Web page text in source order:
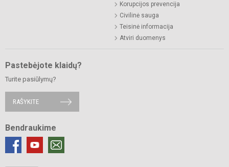
Korupcijos prevencija
Civilinė sauga
Teisinė informacija
Atviri duomenys
Pastebėjote klaidų?
Turite pasiūlymų?
RAŠYKITE
Bendraukime